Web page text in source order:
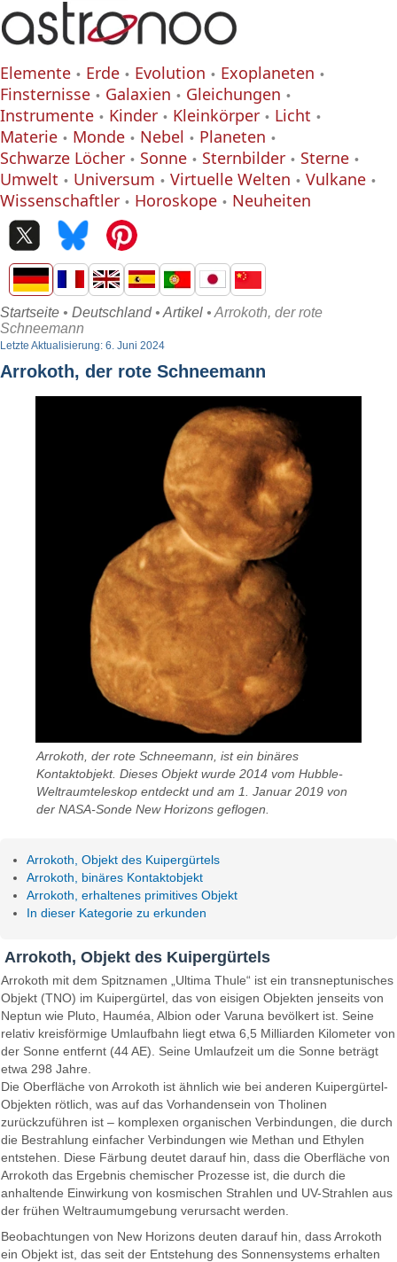
Elemente Erde Evolution
Exoplaneten
Finsternisse
Galaxien
Gleichungen
Instrumente
Kinder Kleinkörper
Licht
Materie
Monde Nebel
Planeten
Schwarze Löcher
Sonne Sternbilder
Sterne
Umwelt
Universum Virtuelle Welten
Vulkane
Wissenschaftler
Horoskope Neuheiten
Startseite • Deutschland• Artikel • Arrokoth, der rote
Schneemann
Letzte Aktualisierung: 6. Juni 2024
Arrokoth, der rote Schneemann
Arrokoth, der rote Schneemann, ist ein binäres
Kontaktobjekt. Dieses Objekt wurde 2014 vom Hubble-
Weltraumteleskop entdeckt und am 1. Januar 2019 von
der NASA-Sonde New Horizons geflogen.
Arrokoth, Objekt des Kuipergürtels
Arrokoth, binäres Kontaktobjekt
Arrokoth, erhaltenes primitives Objekt
In dieser Kategorie zu erkunden
Arrokoth, Objekt des Kuipergürtels
Arrokoth mit dem Spitznamen „Ultima Thule“ ist ein transneptunisches
Objekt (TNO) im Kuipergürtel, das von eisigen Objekten jenseits von
Neptun wie Pluto, Hauméa, Albion oder Varuna bevölkert ist. Seine
relativ kreisförmige Umlaufbahn liegt etwa 6,5 ​​Milliarden Kilometer von
der Sonne entfernt (44 AE). Seine Umlaufzeit um die Sonne beträgt
etwa 298 Jahre.
Die Oberfläche von Arrokoth ist ähnlich wie bei anderen Kuipergürtel-
Objekten rötlich, was auf das Vorhandensein von Tholinen
zurückzuführen ist – komplexen organischen Verbindungen, die durch
die Bestrahlung einfacher Verbindungen wie Methan und Ethylen
entstehen. Diese Färbung deutet darauf hin, dass die Oberfläche von
Arrokoth das Ergebnis chemischer Prozesse ist, die durch die
anhaltende Einwirkung von kosmischen Strahlen und UV-Strahlen aus
der frühen Weltraumumgebung verursacht werden.
Beobachtungen von New Horizons deuten darauf hin, dass Arrokoth
ein Objekt ist, das seit der Entstehung des Sonnensystems erhalten